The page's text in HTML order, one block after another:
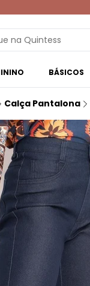
BÁSICOS
Calça Pantalona